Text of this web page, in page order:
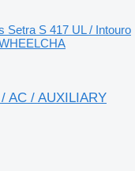
Setra S 417 UL / Intouro
AC / AUXILIARY